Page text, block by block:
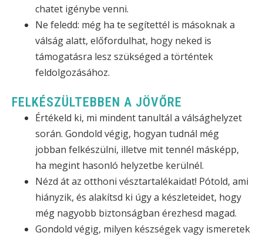
chatet igénybe venni.
Ne feledd: még ha te segítettél is másoknak a
válság alatt, előfordulhat, hogy neked is
támogatásra lesz szükséged a történtek
feldolgozásához.
FELKÉSZÜLTEBBEN A JÖVŐRE
Értékeld ki, mi mindent tanultál a válsághelyzet
során. Gondold végig, hogyan tudnál még
jobban felkészülni, illetve mit tennél másképp,
ha megint hasonló helyzetbe kerülnél.
Nézd át az otthoni vésztartalékaidat! Pótold, ami
hiányzik, és alakítsd ki úgy a készleteidet, hogy
még nagyobb biztonságban érezhesd magad.
Gondold végig, milyen készségek vagy ismeretek